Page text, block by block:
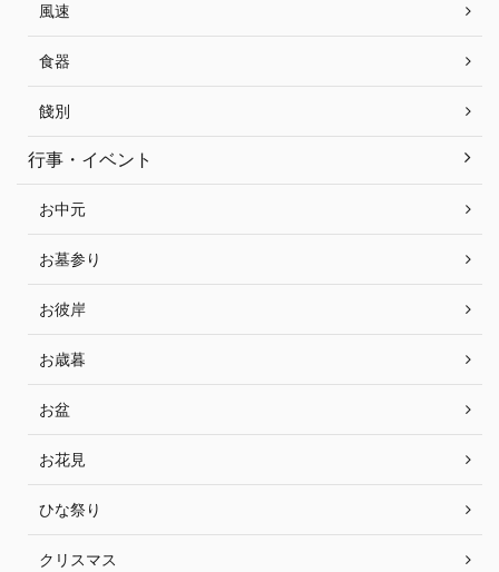
風速
食器
餞別
行事・イベント
お中元
お墓参り
お彼岸
お歳暮
お盆
お花見
ひな祭り
クリスマス